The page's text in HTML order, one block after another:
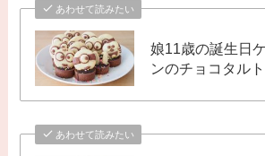
あわせて読みたい
娘11歳の誕生日
ンのチョコタル
あわせて読みたい